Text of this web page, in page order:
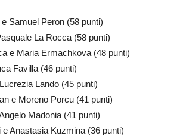
Samuel Peron (58 punti)
La Rocca (58 punti)
e Maria Ermachkova (48 punti)
Favilla (46 punti)
Lando (45 punti)
e Moreno Porcu (41 punti)
Madonia (41 punti)
Anastasia Kuzmina (36 punti)